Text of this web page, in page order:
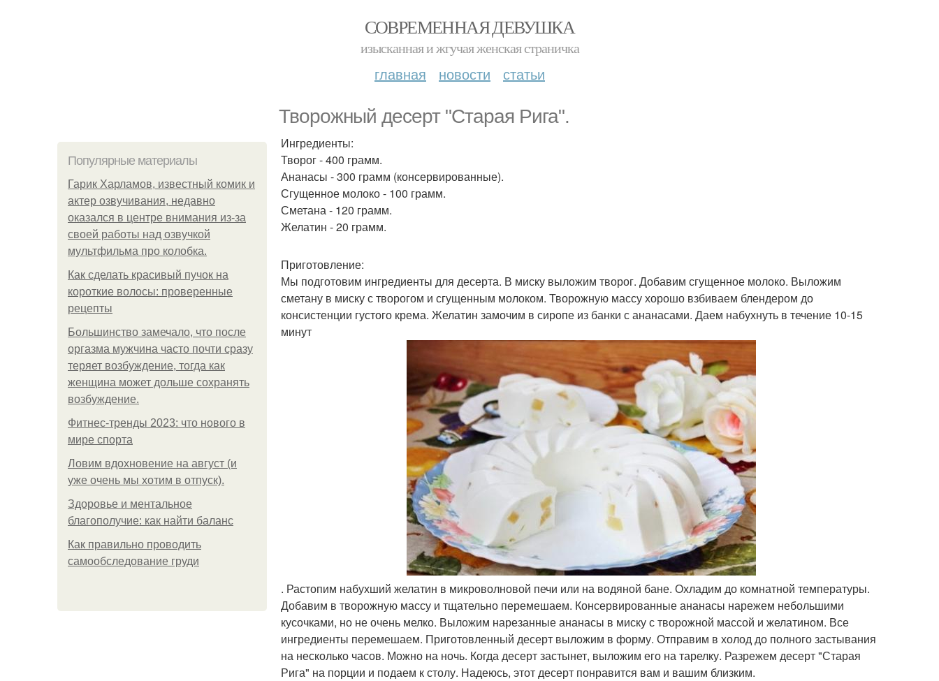
СОВРЕМЕННАЯ ДЕВУШКА
изысканная и жгучая женская страничка
главная новости статьи
Творожный десерт "Старая Рига".
Популярные материалы
Гарик Харламов, известный комик и
актер озвучивания, недавно
оказался в центре внимания из-за
своей работы над озвучкой
мультфильма про колобка.
Как сделать красивый пучок на
короткие волосы: проверенные
рецепты
Большинство замечало, что после
оргазма мужчина часто почти сразу
теряет возбуждение, тогда как
женщина может дольше сохранять
возбуждение.
Фитнес-тренды 2023: что нового в
мире спорта
Ловим вдохновение на август (и
уже очень мы хотим в отпуск).
Здоровье и ментальное
благополучие: как найти баланс
Как правильно проводить
самообследование груди
Ингредиенты:
Творог - 400 грамм.
Ананасы - 300 грамм (консервированные).
Сгущенное молоко - 100 грамм.
Сметана - 120 грамм.
Желатин - 20 грамм.
Приготовление:
Мы подготовим ингредиенты для десерта. В миску выложим творог. Добавим сгущенное молоко. Выложим
сметану в миску с творогом и сгущенным молоком. Творожную массу хорошо взбиваем блендером до
консистенции густого крема. Желатин замочим в сиропе из банки с ананасами. Даем набухнуть в течение 10-15
минут
. Растопим набухший желатин в микроволновой печи или на водяной бане. Охладим до комнатной температуры.
Добавим в творожную массу и тщательно перемешаем. Консервированные ананасы нарежем небольшими
кусочками, но не очень мелко. Выложим нарезанные ананасы в миску с творожной массой и желатином. Все
ингредиенты перемешаем. Приготовленный десерт выложим в форму. Отправим в холод до полного застывания
на несколько часов. Можно на ночь. Когда десерт застынет, выложим его на тарелку. Разрежем десерт "Старая
Рига" на порции и подаем к столу. Надеюсь, этот десерт понравится вам и вашим близким.